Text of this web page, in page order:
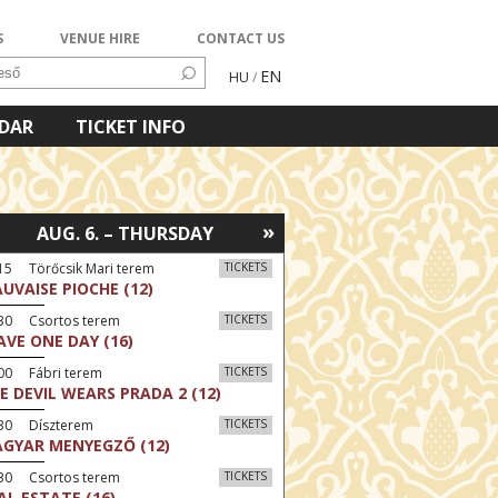
VENUE HIRE CONTACT US
HU / EN
TICKET INFO
»
AUG. 6. – THURSDAY
TICKETS
Törőcsik Mari terem
PIOCHE (12)
TICKETS
Csortos terem
ONE DAY (16)
TICKETS
Fábri terem
DEVIL WEARS PRADA 2 (12)
TICKETS
Díszterem
MENYEGZŐ (12)
TICKETS
Csortos terem